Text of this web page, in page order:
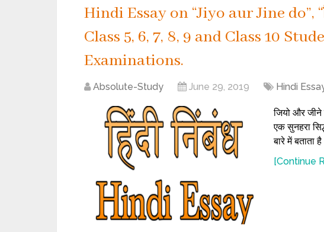
Hindi Essay on “Jiyo aur Jine do”,
Class 5, 6, 7, 8, 9 and Class 10
Examinations.
Absolute-Study June 29, 2019 Hindi
जियो और
एक सुनहरा
बारे में बताता
[Continue